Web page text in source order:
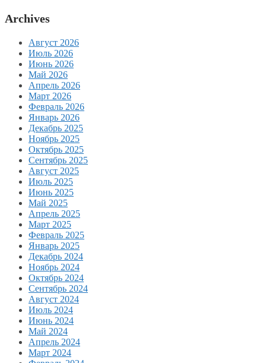
Archives
Август 2026
Июль 2026
Июнь 2026
Май 2026
Апрель 2026
Март 2026
Февраль 2026
Январь 2026
Декабрь 2025
Ноябрь 2025
Октябрь 2025
Сентябрь 2025
Август 2025
Июль 2025
Июнь 2025
Май 2025
Апрель 2025
Март 2025
Февраль 2025
Январь 2025
Декабрь 2024
Ноябрь 2024
Октябрь 2024
Сентябрь 2024
Август 2024
Июль 2024
Июнь 2024
Май 2024
Апрель 2024
Март 2024